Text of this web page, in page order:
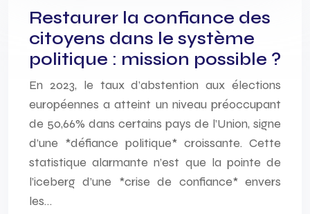
Restaurer la confiance des
citoyens dans le système
politique : mission possible ?
En 2023, le taux d’abstention aux élections
européennes a atteint un niveau préoccupant
de 50,66% dans certains pays de l’Union, signe
d’une *défiance politique* croissante. Cette
statistique alarmante n’est que la pointe de
l’iceberg d’une *crise de confiance* envers
les…